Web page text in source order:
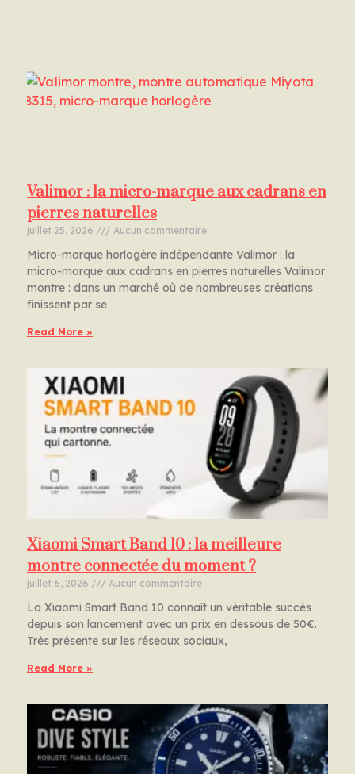
Valimor : la micro-marque aux cadrans en
pierres naturelles
juillet 25, 2026 Aucun commentaire
Micro-marque horlogère indépendante Valimor : la
micro-marque aux cadrans en pierres naturelles Valimor
montre : dans un marché où de nombreuses créations
finissent par se
Read More »
Xiaomi Smart Band 10 : la meilleure
montre connectée du moment ?
juillet 6, 2026 Aucun commentaire
La Xiaomi Smart Band 10 connaît un véritable succès
depuis son lancement avec un prix en dessous de 50€.
Très présente sur les réseaux sociaux,
Read More »